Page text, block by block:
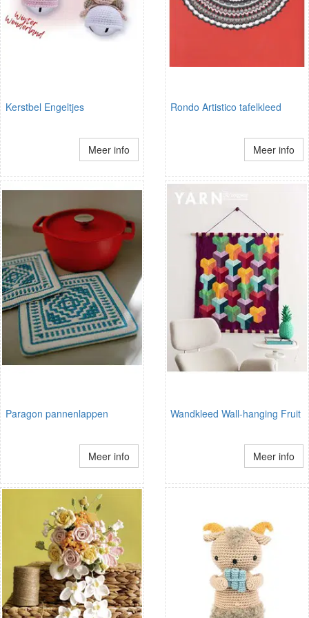
Kerstbel Engeltjes
Meer info
Rondo Artistico tafelkleed
Meer info
Paragon pannenlappen
Meer info
Wandkleed Wall-hanging Fruit
Meer info